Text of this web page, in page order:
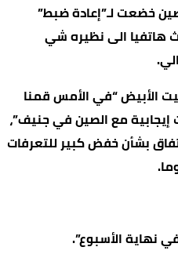
خضعت لـ”إعادة ضبط”
هاتفيا الى نظيره شي
الأبيض “في الأمس قمنا
إيجابية مع الصين في جنيف”،
بشأن خفض كبير للتعرفات
نهاية الأسبوع”.